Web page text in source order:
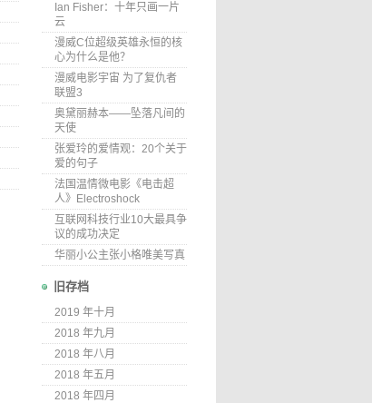
Ian Fisher：十年只画一片
云
漫威C位超级英雄永恒的核
心为什么是他？
漫威电影宇宙 为了复仇者
联盟3
奥黛丽赫本——坠落凡间的
天使
张爱玲的爱情观：20个关于
爱的句子
法国温情微电影《电击超
人》Electroshock
互联网科技行业10大最具争
议的成功决定
华丽小公主张小格唯美写真
旧存档
2019 年十月
2018 年九月
2018 年八月
2018 年五月
2018 年四月